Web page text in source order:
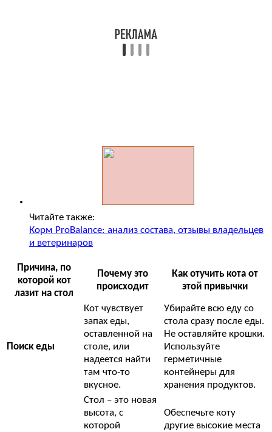
Читайте также:
Корм ProBalance: анализ состава, отзывы владельцев
и ветеринаров
Причина, по
которой кот
лазит на стол
Почему это
происходит
Как отучить кота от
этой привычки
Поиск еды
Кот чувствует
запах еды,
оставленной на
столе, или
надеется найти
там что-то
вкусное.
Убирайте всю еду со
стола сразу после еды.
Не оставляйте крошки.
Используйте
герметичные
контейнеры для
хранения продуктов.
Стол – это новая
высота, с
которой
Обеспечьте коту
другие высокие места